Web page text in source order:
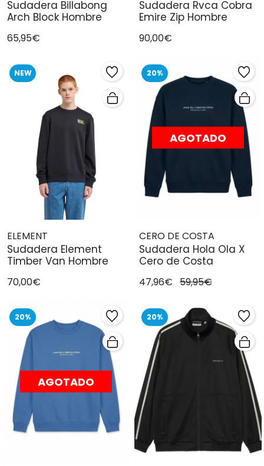
Sudadera Billabong
Arch Block Hombre
65,95€
Sudadera Rvca Cobra
Emire Zip Hombre
90,00€
NEW
ELEMENT
Sudadera Element
Timber Van Hombre
70,00€
20%
AGOTADO
CERO DE COSTA
Sudadera Hola Ola X
Cero de Costa
47,96€ 59,95€
20%
AGOTADO
20%